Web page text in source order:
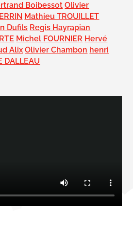
Boibessot Olivier
Mathieu TROUILLET
Dufils Regis Hayrapian
Michel FOURNIER Hervé
Alix Olivier Chambon henri
DALLEAU